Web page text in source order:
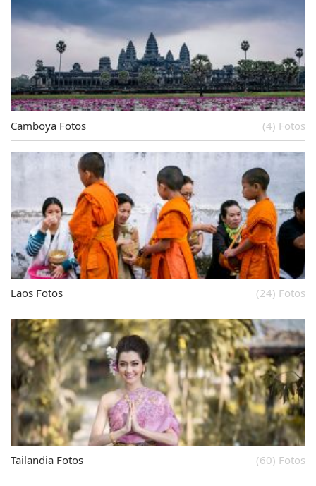
Camboya Fotos (4) Fotos
Laos Fotos (24) Fotos
Tailandia Fotos (60) Fotos